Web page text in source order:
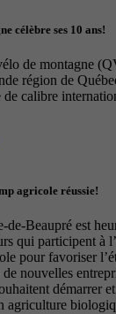
célèbre ses 10 ans!
de montagne
région de
calibre
agricole réussie!
de-Beaupré est
qui participent à
pour favoriser
nouvelles
démarrer
agriculture